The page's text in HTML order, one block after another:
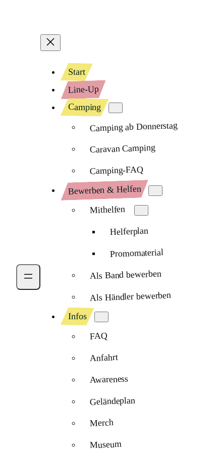
Start
Line-Up
Camping
Camping ab Donnerstag
Caravan Camping
Camping-FAQ
Bewerben & Helfen
Mithelfen
Helferplan
Promomaterial
Als Band bewerben
Als Händler bewerben
Infos
FAQ
Anfahrt
Awareness
Geländeplan
Merch
Museum